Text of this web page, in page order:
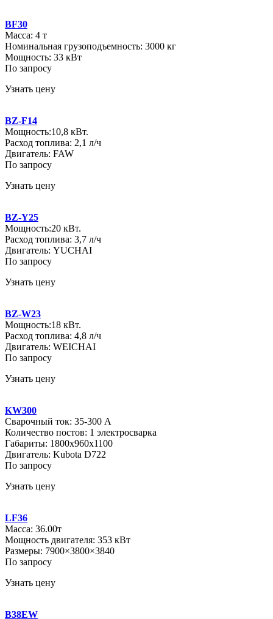
BF30
Масса: 4 т
Номинальная грузоподъемность: 3000 кг
Мощность: 33 кВт
По запросу
Узнать цену
BZ-F14
Мощность:10,8 кВт.
Расход топлива: 2,1 л/ч
Двигатель: FAW
По запросу
Узнать цену
BZ-Y25
Мощность:20 кВт.
Расход топлива: 3,7 л/ч
Двигатель: YUCHAI
По запросу
Узнать цену
BZ-W23
Мощность:18 кВт.
Расход топлива: 4,8 л/ч
Двигатель: WEICHAI
По запросу
Узнать цену
КW300
Сварочный ток: 35-300 А
Количество постов: 1 электросварка
Габариты: 1800х960х1100
Двигатель: Kubota D722
По запросу
Узнать цену
LF36
Масса: 36.00т
Мощность двигателя: 353 кВт
Размеры: 7900×3800×3840
По запросу
Узнать цену
B38EW